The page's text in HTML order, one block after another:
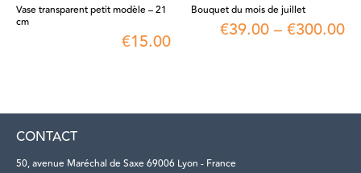
Vase transparent petit modèle – 21
cm
€15.00
Bouquet du mois de juillet
€39.00–€300.00
CONTACT
50, avenue Maréchal de Saxe 69006 Lyon - France